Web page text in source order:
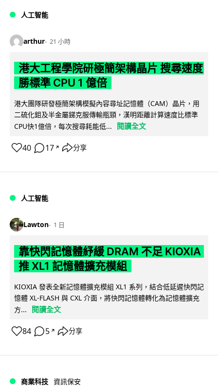
人工智能
arthur 21 小時
港大工程學院研極簡架構晶片 搜尋速度
勝標準 CPU 1 億倍
港大團隊研發極簡架構模擬內容尋址記憶體（CAM）晶片，用
二硫化鉬及半金屬銻克服傳輸瓶頸，漢明距離計算速度比標準
CPU快1億倍，每次搜尋耗能低...
閱讀全文
40 17 ↗ 分享
人工智能
Lawton 1 日
靠快閃記憶體紓緩 DRAM 不足 KIOXIA
推 XL1 記憶體擴充模組
KIOXIA 發表全新記憶體擴充模組 XL1 系列，結合低延遲快閃記
憶體 XL-FLASH 與 CXL 介面，將快閃記憶體轉化為記憶體擴充
方...
閱讀全文
84 5 ↗ 分享
商業科技 資訊保安